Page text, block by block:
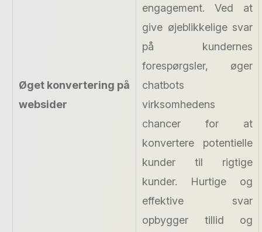
Øget konvertering på
websider
engagement. Ved at
give øjeblikkelige svar
på kundernes
forespørgsler, øger
chatbots
virksomhedens
chancer for at
konvertere potentielle
kunder til rigtige
kunder. Hurtige og
effektive svar
opbygger tillid og